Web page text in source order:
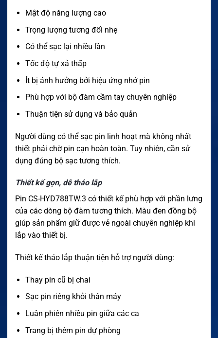
Mật độ năng lượng cao
Trọng lượng tương đối nhẹ
Có thể sạc lại nhiều lần
Tốc độ tự xả thấp
Ít bị ảnh hưởng bởi hiệu ứng nhớ pin
Phù hợp với bộ đàm cầm tay chuyên nghiệp
Thuận tiện sử dụng và bảo quản
Người dùng có thể sạc pin linh hoạt mà không nhất
thiết phải chờ pin cạn hoàn toàn. Tuy nhiên, cần sử
dụng đúng bộ sạc tương thích.
Thiết kế gọn, dễ tháo lắp
Pin CS-HYD788TW.3 có thiết kế phù hợp với phần lưng
của các dòng bộ đàm tương thích. Màu đen đồng bộ
giúp sản phẩm giữ được vẻ ngoài chuyên nghiệp khi
lắp vào thiết bị.
Thiết kế tháo lắp thuận tiện hỗ trợ người dùng:
Thay pin cũ bị chai
Sạc pin riêng khỏi thân máy
Luân phiên nhiều pin giữa các ca
Trang bị thêm pin dự phòng